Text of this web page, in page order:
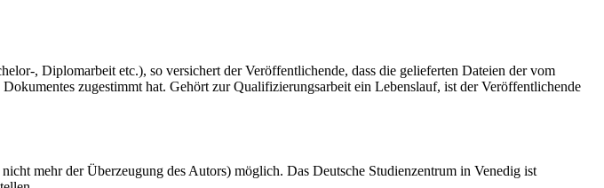
, Diplomarbeit etc.), so versichert der Veröffentlichende, dass die gelieferten Dateien der vom
zugestimmt hat. Gehört zur Qualifizierungsarbeit ein Lebenslauf, ist der Veröffentlichende
mehr der Überzeugung des Autors) möglich. Das Deutsche Studienzentrum in Venedig ist